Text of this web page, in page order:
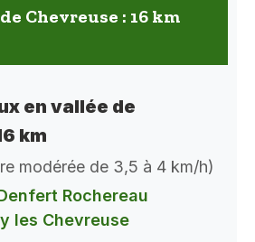
de Chevreuse : 16 km
en vallée de
km
modérée de 3,5 à 4 km/h)
Rochereau
les Chevreuse